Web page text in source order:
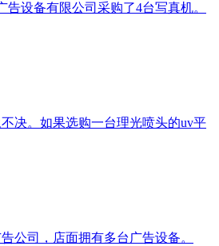
设备有限公司采购了4台写真机。
决。如果选购一台理光喷头的uv平
公司，店面拥有多台广告设备。